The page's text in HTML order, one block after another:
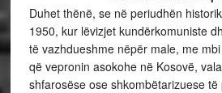
Duhet thënë, se në periudhën
1950, kur lëvizjet kundërkomuniste
të vazhdueshme nëpër male, me
që vepronin asokohe në Kosovë,
shfarosëse ose shkombëtarizuese